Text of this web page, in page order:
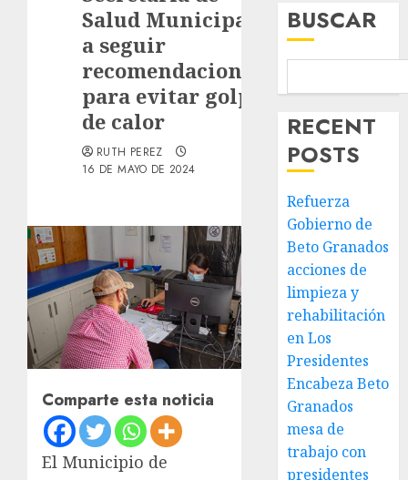
Salud Municipal
a seguir
recomendaciones
para evitar golpe
de calor
RUTH PEREZ
16 DE MAYO DE 2024
Comparte esta noticia
El Municipio de
BUSCAR
RECENT
POSTS
Refuerza
Gobierno de
Beto Granados
acciones de
limpieza y
rehabilitación
en Los
Presidentes
Encabeza Beto
Granados
mesa de
trabajo con
presidentes